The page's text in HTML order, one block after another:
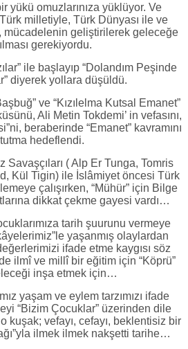
yükü omuzlarınıza yüklüyor. Ve
milletiyle, Türk Dünyası ile ve
mücadelenin geliştirilerek geleceğe
gerekiyordu.
ile başlayıp “Dolandım Peşinde
diyerek yollara düşüldü.
ve “Kızılelma Kutsal Emanet”
Ali Metin Tokdemi’ in vefasını,
beraberinde “Emanet” kavramını
hedeflendi.
Savaşçıları ( Alp Er Tunga, Tomris
Kül Tigin) ile İslâmiyet öncesi Türk
çalışırken, “Mühür” için Bilge
dikkat çekme gayesi vardı…
tarih şuurunu vermeye
yaşanmış olaylardan
ifade etme kaygısı söz
ilmî ve millî bir eğitim için “Köprü”
inşa etmek için…
yaşam ve eylem tarzımızı ifade
“Bizim Çocuklar” üzerinden dile
kuşak; vefayı, cefayı, beklentisiz bir
ilmek ilmek nakşetti tarihe…